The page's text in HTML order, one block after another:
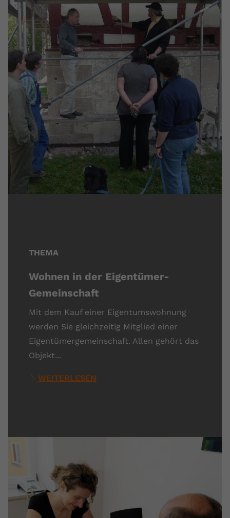
THEMA
Wohnen in der Eigentümer-
Gemeinschaft
Mit dem Kauf einer Eigentumswohnung
werden Sie gleichzeitig Mitglied einer
Eigentümergemeinschaft. Allen gehört das
Objekt...
WEITERLESEN